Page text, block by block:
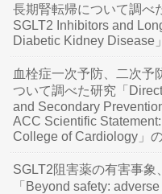
長期腎転帰について調べ
SGLT2 Inhibitors and
Diabetic Kidney Disease
血栓症一次予防、二次予
ついて調べた研究「
and Secondary
ACC Scientific
College of Cardiology」
SGLT2阻害薬の有害事
「Beyond safety: